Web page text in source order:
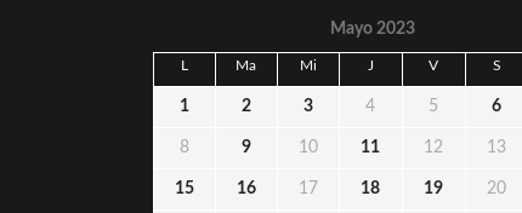
Mayo 2023
L Ma Mi J V S
1 2 3 4 5 6
8 9 10 11 12 13
15 16 17 18 19 20